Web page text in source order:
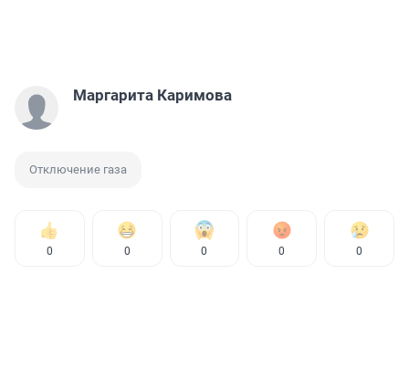
Маргарита Каримова
Отключение газа
0 0 0 0 0